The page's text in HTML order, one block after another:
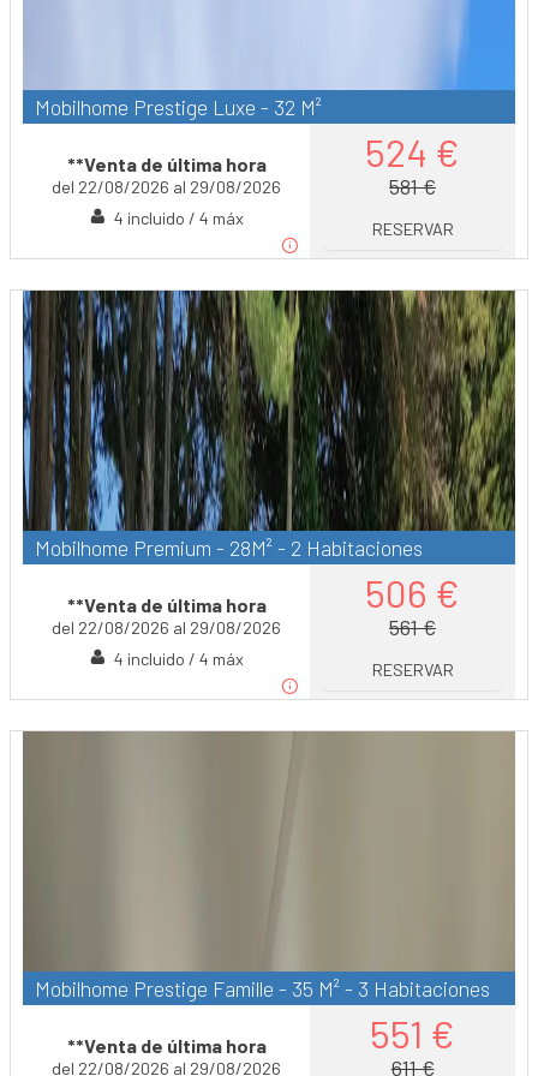
Mobilhome Prestige Luxe - 32 M²
**Venta de última hora
del 22/08/2026 al 29/08/2026
4 incluido / 4 máx
524 €
581 €
RESERVAR
Mobilhome Premium - 28M² - 2 Habitaciones
**Venta de última hora
del 22/08/2026 al 29/08/2026
4 incluido / 4 máx
506 €
561 €
RESERVAR
Mobilhome Prestige Famille - 35 M² - 3 Habitaciones
**Venta de última hora
del 22/08/2026 al 29/08/2026
551 €
611 €